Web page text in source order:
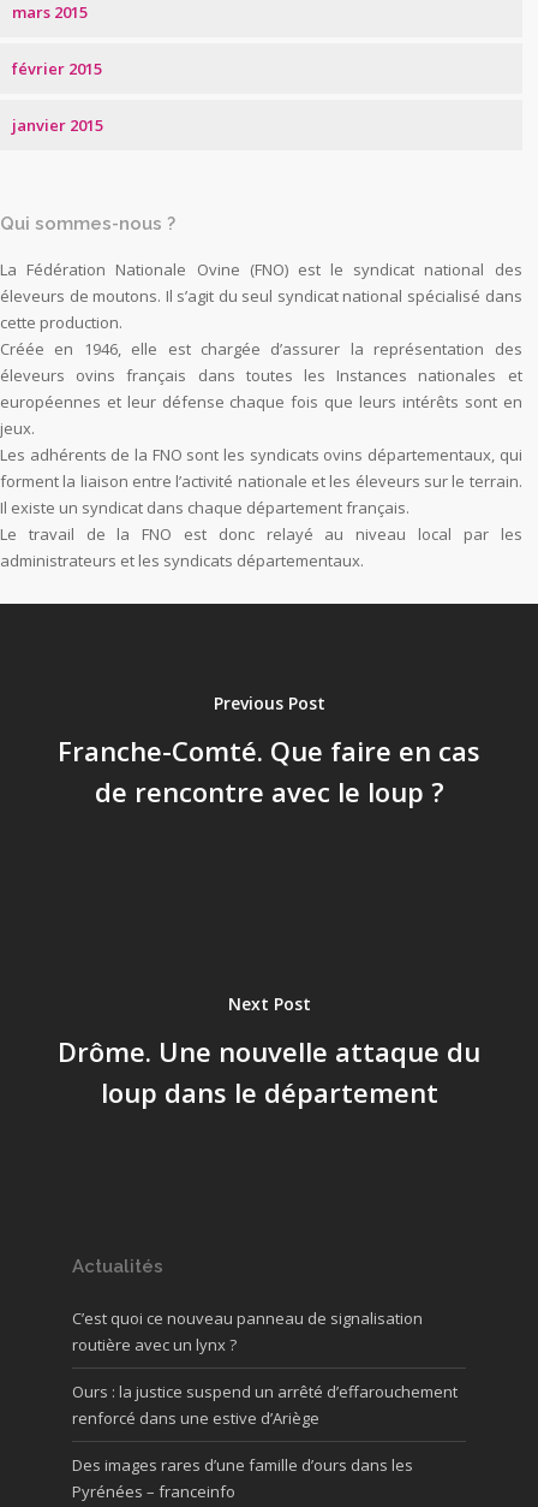
mars 2015
février 2015
janvier 2015
Qui sommes-nous ?
La Fédération Nationale Ovine (FNO) est le syndicat national des
éleveurs de moutons. Il s’agit du seul syndicat national spécialisé dans
cette production.
Créée en 1946, elle est chargée d’assurer la représentation des
éleveurs ovins français dans toutes les Instances nationales et
européennes et leur défense chaque fois que leurs intérêts sont en
jeux.
Les adhérents de la FNO sont les syndicats ovins départementaux, qui
forment la liaison entre l’activité nationale et les éleveurs sur le terrain.
Il existe un syndicat dans chaque département français.
Le travail de la FNO est donc relayé au niveau local par les
administrateurs et les syndicats départementaux.
Previous Post
Franche-Comté. Que faire en cas
de rencontre avec le loup ?
Next Post
Drôme. Une nouvelle attaque du
loup dans le département
Actualités
C’est quoi ce nouveau panneau de signalisation
routière avec un lynx ?
Ours : la justice suspend un arrêté d’effarouchement
renforcé dans une estive d’Ariège
Des images rares d’une famille d’ours dans les
Pyrénées – franceinfo